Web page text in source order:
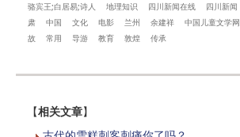
骆宾王;白居易;诗人 地理知识 四川新闻在线 四川新闻
肃
中国 文化 电影 兰州 余建祥 中国儿童文学网
故
常用 导游 教育 敦煌 传承
【相关文章】